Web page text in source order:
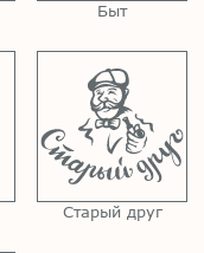
Быт
Старый друг